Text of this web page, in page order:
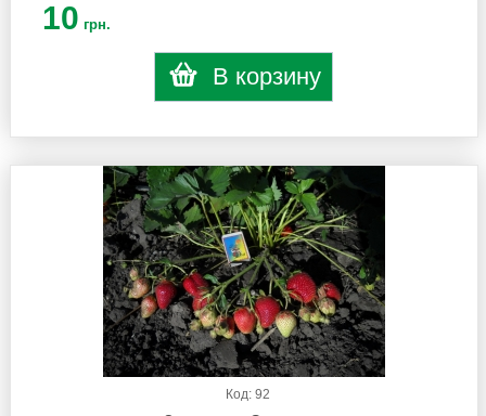
10 грн.
В корзину
Код: 92